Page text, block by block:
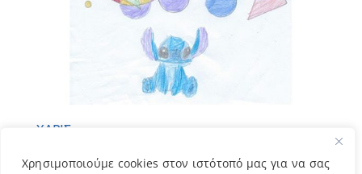
Χρησιμοποιούμε cookies στον ιστότοπό μας για να σας
ΧΑΡΙΣ